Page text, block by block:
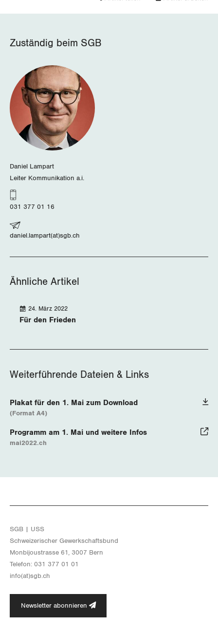
Zuständig beim SGB
Daniel Lampart
Leiter Kommunikation a.i.
031 377 01 16
daniel.lampart(at)sgb.ch
Ähnliche Artikel
Für den Frieden
24. März 2022
Weiterführende Dateien & Links
Plakat für den 1. Mai zum Download
(Format A4)
Programm am 1. Mai und weitere Infos
mai2022.ch
SGB | USS
Schwei­ze­ri­scher Ge­werk­schafts­bund
Mon­bi­joustras­se 61, 3007 Bern
Te­le­fon: 031 377 01 01
info(at)​sgb.​ch
Newsletter abonnieren